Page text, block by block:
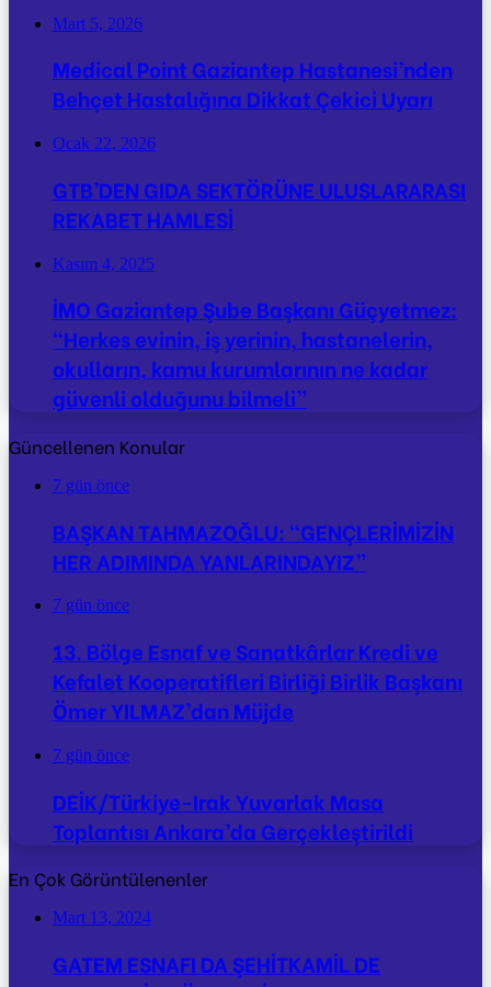
Mart 5, 2026
Medical Point Gaziantep Hastanesi’nden
Behçet Hastalığına Dikkat Çekici Uyarı
Ocak 22, 2026
GTB’DEN GIDA SEKTÖRÜNE ULUSLARARASI
REKABET HAMLESİ
Kasım 4, 2025
İMO Gaziantep Şube Başkanı Güçyetmez:
“Herkes evinin, iş yerinin, hastanelerin,
okulların, kamu kurumlarının ne kadar
güvenli olduğunu bilmeli”
Güncellenen Konular
7 gün önce
BAŞKAN TAHMAZOĞLU: “GENÇLERİMİZİN
HER ADIMINDA YANLARINDAYIZ”
7 gün önce
13. Bölge Esnaf ve Sanatkârlar Kredi ve
Kefalet Kooperatifleri Birliği Birlik Başkanı
Ömer YILMAZ’dan Müjde
7 gün önce
DEİK/Türkiye-Irak Yuvarlak Masa
Toplantısı Ankara’da Gerçekleştirildi
En Çok Görüntülenenler
Mart 13, 2024
GATEM ESNAFI DA ŞEHİTKAMİL DE